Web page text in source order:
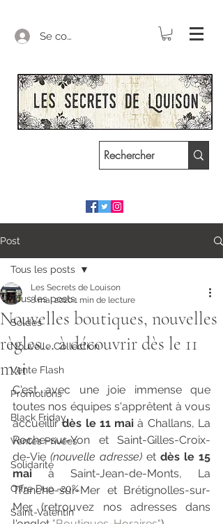
Se connecter
Post
Tous les posts
Soldes
Nouvelle Collection
Vente Flash
Promotions
Black Friday
Ventes Privées
Solidarité
Offre Duo -20%
Saint-Valentin
Tous les posts
Nouvelles boutiques, nouvelles
règles... à découvrir dès le 11
mai
Les Secrets de Louison
8 mai 20201 min de lecture
C'est avec une joie immense que
toutes nos équipes s'apprêtent à vous
accueillir dès le 11 mai à Challans, La
Roche-sur-Yon et Saint-Gilles-Croix-
de-Vie (nouvelle adresse) et dès le 15
mai à Saint-Jean-de-Monts, La
Tranche-sur-Mer et Brétignolles-sur-
Mer (retrouvez nos adresses dans